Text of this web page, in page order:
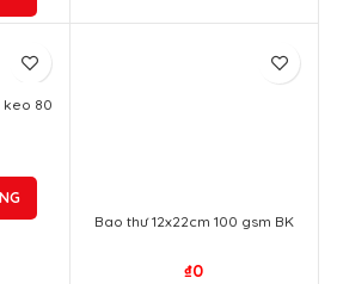
keo 80
Bao thư 12x22cm 100 gsm BK
₫0